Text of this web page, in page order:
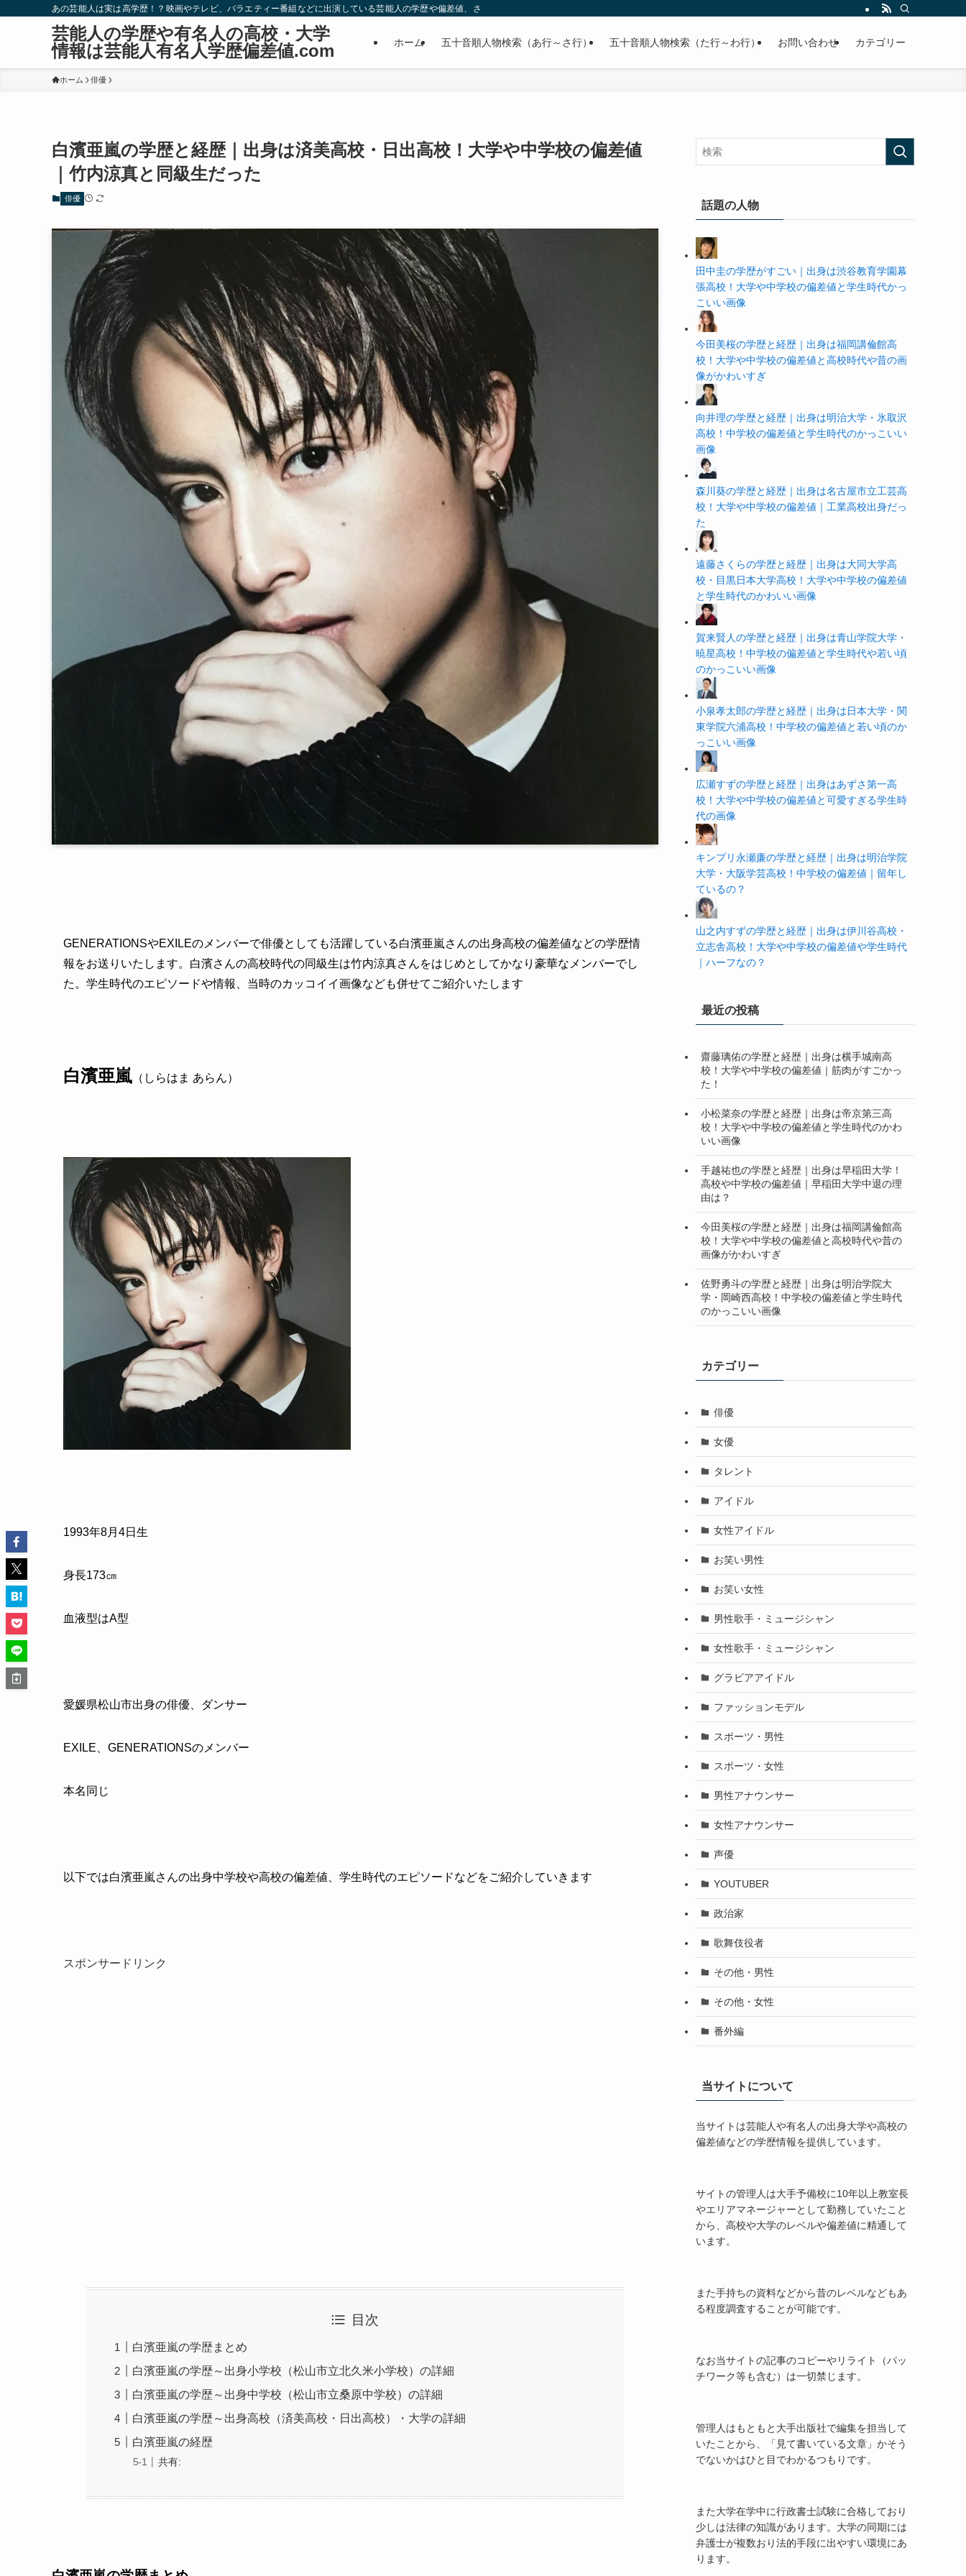
あの芸能人は実は高学歴！？映画やテレビ、バラエティー番組などに出演している芸能人の学歴や偏差値、さらに政治家やスポーツ選手などの有名人の学歴や高校・大学の偏差値まで紹介していきます。
芸能人の学歴や有名人の高校・大学
情報は芸能人有名人学歴偏差値.com
ホーム 五十音順人物検索（あ行～さ行） 五十音順人物検索（た行～わ行） お問い合わせ カテゴリー
ホーム 俳優
白濱亜嵐の学歴と経歴｜出身は済美高校・日出高校！大学や中学校の偏差値
｜竹内涼真と同級生だった
俳優
GENERATIONSやEXILEのメンバーで俳優としても活躍している白濱亜嵐さんの出身高校の偏差値などの学歴情
報をお送りいたします。白濱さんの高校時代の同級生は竹内涼真さんをはじめとしてかなり豪華なメンバーでし
た。学生時代のエピソードや情報、当時のカッコイイ画像なども併せてご紹介いたします
白濱亜嵐 （しらはま あらん）
1993年8月 4日生
身長173㎝
血液型はA型
愛媛県松山市出身の俳優、ダンサー
EXILE、 GENERATIONSのメンバー
本名同じ
以下では白濱亜嵐さんの出身中学校や高校の偏差値、学生時代のエピソードなどをご紹介していきます
スポンサードリンク
目次
白濱亜嵐の学歴まとめ
白濱亜嵐の学歴～出身小学校（松山市立北久米小学校）の詳細
白濱亜嵐の学歴～出身中学校（松山市立桑原中学校）の詳細
白濱亜嵐の学歴～出身高校（済美高校・日出高校）・大学の詳細
白濱亜嵐の経歴
共有:
話題の人物
田中圭の学歴がすごい｜出身は渋谷教育学園幕
張高校！大学や中学校の偏差値と学生時代かっ
こいい画像
今田美桜の学歴と経歴｜出身は福岡講倫館高
校！大学や中学校の偏差値と高校時代や昔の画
像がかわいすぎ
向井理の学歴と経歴｜出身は明治大学・氷取沢
高校！中学校の偏差値と学生時代のかっこいい
画像
森川葵の学歴と経歴｜出身は名古屋市立工芸高
校！大学や中学校の偏差値｜工業高校出身だっ
た
遠藤さくらの学歴と経歴｜出身は大同大学高
校・目黒日本大学高校！大学や中学校の偏差値
と学生時代のかわいい画像
賀来賢人の学歴と経歴｜出身は青山学院大学・
暁星高校！中学校の偏差値と学生時代や若い頃
のかっこいい画像
小泉孝太郎の学歴と経歴｜出身は日本大学・関
東学院六浦高校！中学校の偏差値と若い頃のか
っこいい画像
広瀬すずの学歴と経歴｜出身はあずさ第一高
校！大学や中学校の偏差値と可愛すぎる学生時
代の画像
キンプリ永瀬廉の学歴と経歴｜出身は明治学院
大学・大阪学芸高校！中学校の偏差値｜留年し
ているの？
山之内すずの学歴と経歴｜出身は伊川谷高校・
立志舎高校！大学や中学校の偏差値や学生時代
｜ハーフなの？
最近の投稿
齋藤璃佑の学歴と経歴｜出身は横手城南高
校！大学や中学校の偏差値｜筋肉がすごかっ
た！
小松菜奈の学歴と経歴｜出身は帝京第三高
校！大学や中学校の偏差値と学生時代のかわ
いい画像
手越祐也の学歴と経歴｜出身は早稲田大学！
高校や中学校の偏差値｜早稲田大学中退の理
由は？
今田美桜の学歴と経歴｜出身は福岡講倫館高
校！大学や中学校の偏差値と高校時代や昔の
画像がかわいすぎ
佐野勇斗の学歴と経歴｜出身は明治学院大
学・岡崎西高校！中学校の偏差値と学生時代
のかっこいい画像
カテゴリー
俳優
女優
タレント
アイドル
女性アイドル
お笑い男性
お笑い女性
男性歌手・ミュージシャン
女性歌手・ミュージシャン
グラビアアイドル
ファッションモデル
スポーツ・男性
スポーツ・女性
男性アナウンサー
女性アナウンサー
声優
YOUTUBER
政治家
歌舞伎役者
その他・男性
その他・女性
番外編
当サイトについて
当サイトは芸能人や有名人の出身大学や高校の
偏差値などの学歴情報を提供しています。
サイトの管理人は大手予備校に10年以上教室長
やエリアマネージャーとして勤務していたこと
から、高校や大学のレベルや偏差値に精通して
います。
また手持ちの資料などから昔のレベルなどもあ
る程度調査することが可能です。
なお当サイトの記事のコピーやリライト（パッ
チワーク等も含む）は一切禁じます。
管理人はもともと大手出版社で編集を担当して
いたことから、「見て書いている文章」かそう
でないかはひと目でわかるつもりです。
また大学在学中に行政書士試験に合格しており
少しは法律の知識があります。大学の同期には
弁護士が複数おり法的手段に出やすい環境にあ
ります。